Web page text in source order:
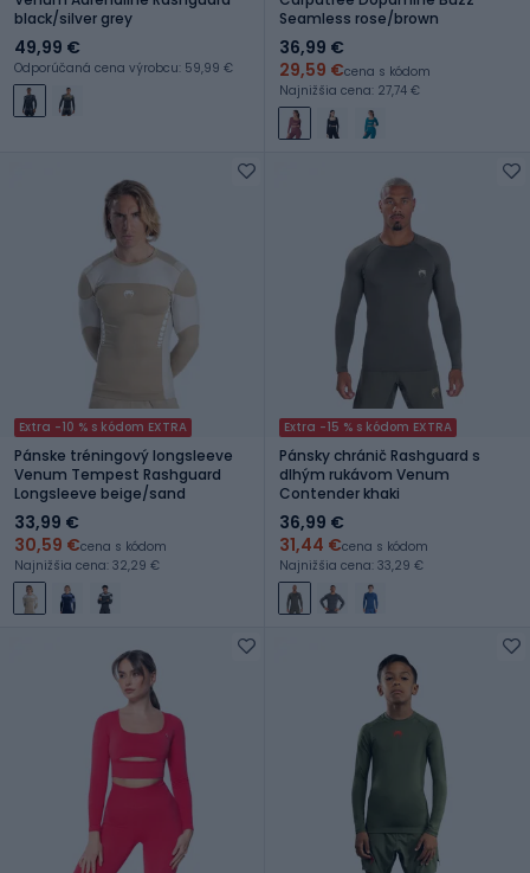
black/silver grey
49,99 €
Odporúčaná cena výrobcu: 59,99 €
Seamless rose/brown
36,99 €
29,59 €cena s kódom
Najnižšia cena: 27,74 €
Extra -10 % s kódom EXTRA
Pánske tréningový longsleeve
Venum Tempest Rashguard
Longsleeve beige/sand
33,99 €
30,59 €cena s kódom
Najnižšia cena: 32,29 €
Extra -15 % s kódom EXTRA
Pánsky chránič Rashguard s
dlhým rukávom Venum
Contender khaki
36,99 €
31,44 €cena s kódom
Najnižšia cena: 33,29 €